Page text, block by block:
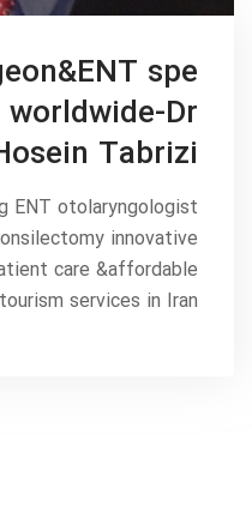
spe
Dr
Tabrizi
ENT otolaryngologist
innovative
care &affordable
services in Iran